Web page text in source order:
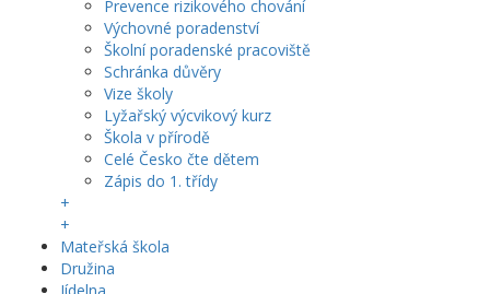
Prevence rizikového chování
Výchovné poradenství
Školní poradenské pracoviště
Schránka důvěry
Vize školy
Lyžařský výcvikový kurz
Škola v přírodě
Celé Česko čte dětem
Zápis do 1. třídy
+
+
Mateřská škola
Družina
Jídelna